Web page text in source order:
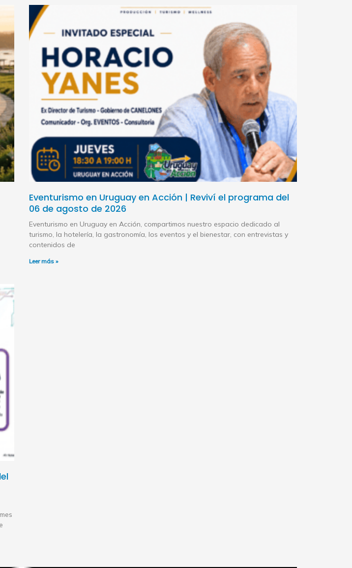
Eventurismo en Uruguay en Acción | Reviví el programa del
06 de agosto de 2026
Eventurismo en Uruguay en Acción, compartimos nuestro espacio dedicado al
turismo, la hotelería, la gastronomía, los eventos y el bienestar, con entrevistas y
contenidos de
Leer más »